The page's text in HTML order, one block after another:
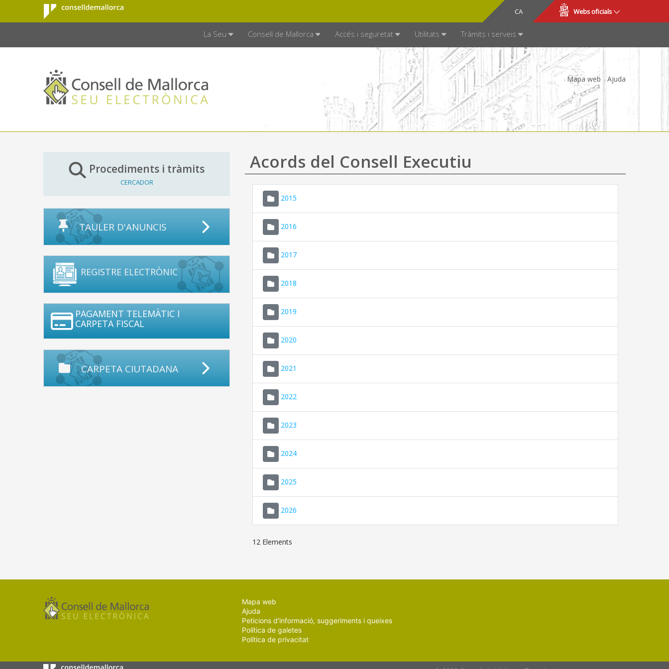
Salta al contingut principal
Consell de
Mallorca
CA
ES Webs oficials
La Seu Consell de Mallorca Accés i seguretat Utilitats Tràmits i serveis
Mapa web Ajuda
Procediments i tràmits
CERCADOR
TAULER D'ANUNCIS
REGISTRE ELECTRÒNIC
PAGAMENT TELEMÀTIC I
CARPETA FISCAL
CARPETA CIUTADANA
Acords del Consell Executiu
2015
2016
2017
2018
2019
2020
2021
2022
2023
2024
2025
2026
12 Elements
Mapa web
Ajuda
Peticions d'informació, suggeriments i queixes
Política de galetes
Política de privacitat